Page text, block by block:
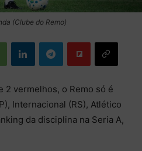
(Clube do Remo)
2 vermelhos, o Remo só é
Internacional (RS), Atlético
da disciplina na Seria A,